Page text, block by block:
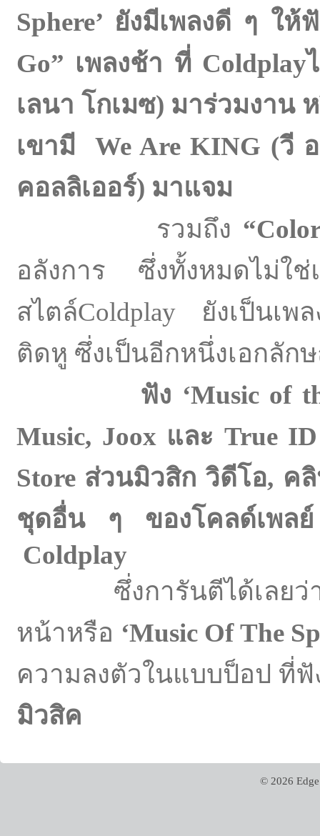
Sphere’ ยังมีเพลงดี ๆ ใ
Go” เพลงช้า ที่ Coldplay
เลนา โกเมซ) มาร่วมงาน
เขามี
We Are KING (วี
คอลลิเออร์) มาแจม
รวมถึง “
อลังการ ซึ่งทั้งหมดไม่ใ
สไตล์Coldplay ยังเป็นเพ
ติดหู ซึ่งเป็นอีกหนึ่งเอกลัก
ฟัง ‘Music of
Music, Joox และ True
Store ส่วนมิวสิก วิดีโอ, ค
ชุดอื่น ๆ ของโคลด์เพ
Coldplay
ซึ่งการันตีได้เลยว่า ไ
หน้าหรือ ‘Music OfThe
ความลงตัวในแบบป็อป ที่
มิวสิค
© 2026